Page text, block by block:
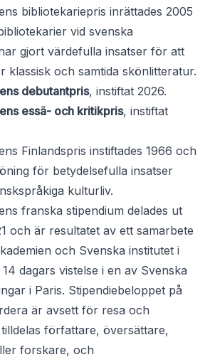
bibliotekariepris inrättades 2005
vid svenska
gjort värdefulla insatser för att
klassisk och samtida skönlitteratur.
debutantpris, instiftat 2026.
essä- och kritikpris, instiftat
Finlandspris instiftades 1966 och
för betydelsefulla insatser
kulturliv.
franska stipendium delades ut
och är resultatet av ett samarbete
och Svenska institutet i
dagars vistelse i en av Svenska
i Paris. Stipendiebeloppet på
är avsett för resa och
författare, översättare,
forskare, och